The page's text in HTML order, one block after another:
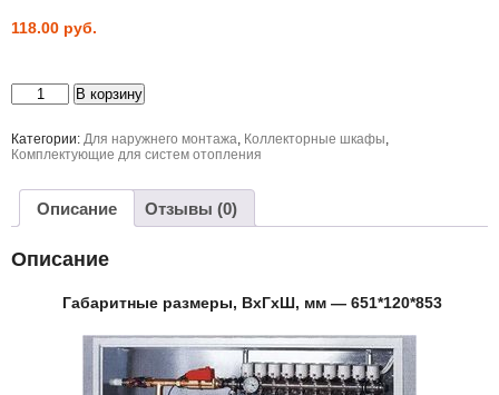
118.00 руб.
Количество
товара
шкаф
для
ШРН-4
(651*120*853)
В корзину
Категории: Для наружнего монтажа, Коллекторные шкафы,
Комплектующие для систем отопления
Описание Отзывы (0)
Описание
Габаритные размеры, ВхГхШ, мм — 651*120*853